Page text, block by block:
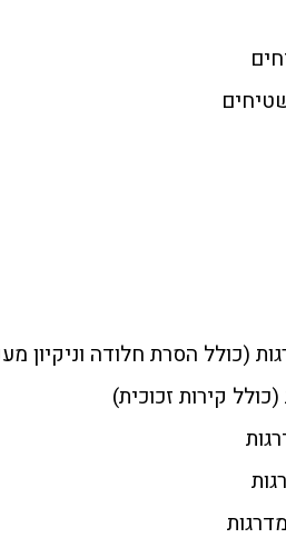
(כולל הסרת חלודה וניקיון
קירות זכוכית)